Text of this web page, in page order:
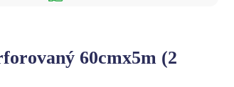
60cmx5m (2